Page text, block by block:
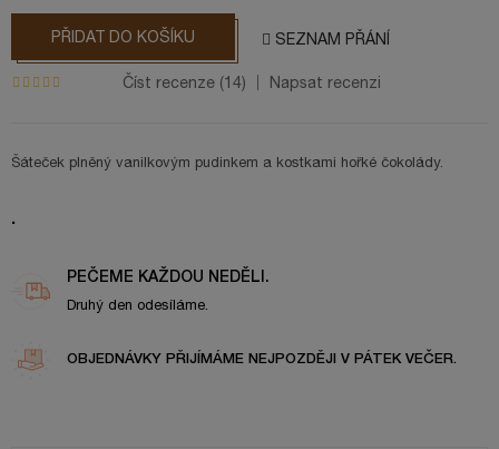
PŘIDAT DO KOŠÍKU SEZNAM PŘÁNÍ
Číst recenze (14) Napsat recenzi
Šáteček plněný vanilkovým pudinkem a kostkami hořké čokolády.
.
PEČEME KAŽDOU NEDĚLI.
Druhý den odesíláme.
OBJEDNÁVKY PŘIJÍMÁME NEJPOZDĚJI V PÁTEK VEČER.